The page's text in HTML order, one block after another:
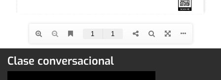
Clase conversacional